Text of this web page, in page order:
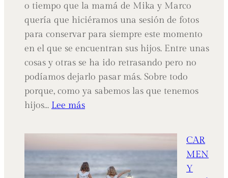
o tiempo que la mamá de Mika y Marco
quería que hiciéramos una sesión de fotos
para conservar para siempre este momento
en el que se encuentran sus hijos. Entre unas
cosas y otras se ha ido retrasando pero no
podíamos dejarlo pasar más. Sobre todo
porque, como ya sabemos las que tenemos
hijos… Lee más:
y
MARCO,
El
Principito.
CAR
MEN
Y